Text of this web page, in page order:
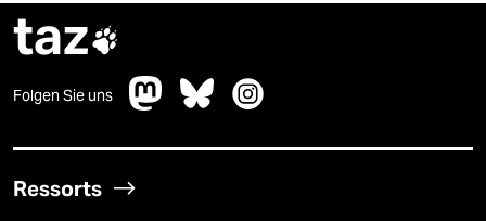
taz
Folgen Sie uns
Ressorts